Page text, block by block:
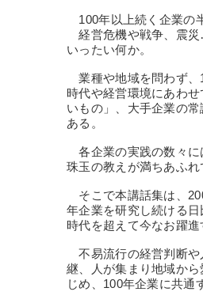
100年以上続く企業
経営危機や戦争、震災
いったい何か。
業種や地域を問わず、
時代や経営環境にあわ
いもの」、大手企業の
ある。
各企業の実践の数々に
珠玉の教えが満ちあふれ
そこで本講話集は、
年企業を研究し続ける
時代を超えて今なお躍
不易流行の経営判断や
継、人が集まり地域か
じめ、100年企業に共通